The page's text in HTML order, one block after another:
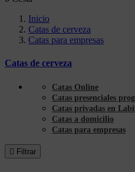
Inicio
Catas de cerveza
Catas para empresas
Catas de cerveza
Catas Online
Catas presenciales
Catas privadas en
Catas a domicilio
Catas para empresas
 Filtrar